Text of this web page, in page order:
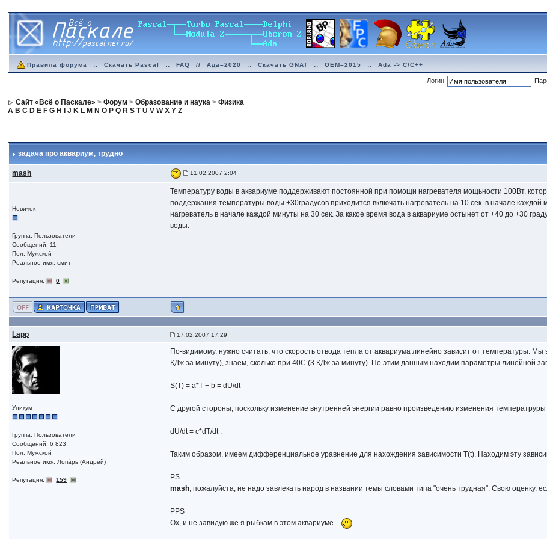
Правила форума :: Скачать Pascal :: FAQ // Ада–2020 :: Скачать GNAT :: OEM–2015 :: Ada -> C/C++
Логин
Сайт «Всё о Паскале» >Форум >Образование и наука >Физика
A B C D E F G H J K L M N O P Q R S T U V W X Y Z
задача про аквариум, трудно
mash 11.02.2007 2:04
Новичок
Группа: Пользователи
Сообщений: 11
Пол: Мужской
Реальное имя: смит
Репутация: 0
Температуру воды в аквариуме поддерживают постоянной при помощи нагревателя мощьности 100Вт,
поддержания температуры воды +30градусов приходится включать нагреватель на 10 сек. в начале
нагреватель в начале каждой минуты на 30 сек. За какое время вода в аквариуме остынет от +40 до +30
воды.
Lapp 17.02.2007 17:29
Уникум
Группа: Пользователи
Сообщений: 6 823
Пол: Мужской
Реальное имя: Лопáрь (Андрей)
Репутация: 159
По-видимому, нужно считать, что скорость отвода тепла от аквариума линейно зависит от температуры.
КДж за минуту), знаем, сколько при 40С (3 КДж за минуту). По этим данным находим параметры линейной
S(T) = a*T + b = dU/dt
С другой стороны, поскольку изменение внутренней энергии равно произведению изменения
dU/dt = c*dT/dt .
Таким образом, имеем дифференциальное уравнение для нахождения зависимости T(t). Находим эту
PS
mash, пожалуйста, не надо завлекать народ в названии темы словами типа "очень трудная". Свою оценку,
PPS
Ох, и не завидую же я рыбкам в этом аквариуме...